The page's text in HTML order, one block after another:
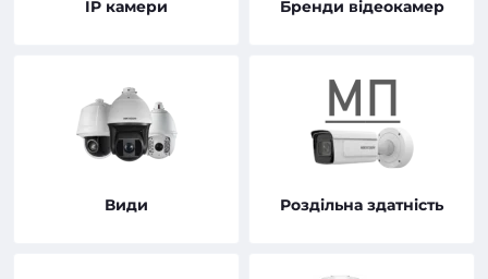
IP камери Бренди відеокамер
Види Роздільна здатність